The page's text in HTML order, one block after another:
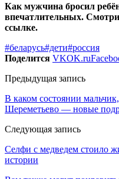
Как мужчина бросил
впечатлительных.
ссылке.
#беларусь#дети#россия
Поделится VKOK.ru
Предыдущая запись
В каком состоянии
Шереметьево — новые
Следующая запись
Селфи с медведем стоило
истории